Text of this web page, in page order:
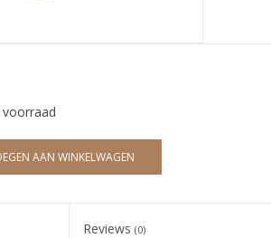
voorraad
AAN WINKELWAGEN
Reviews (0)